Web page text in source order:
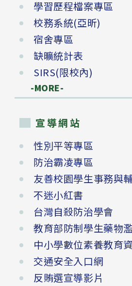
學習歷程檔案專區
校務系統(亞昕)
宿舍專區
缺曠統計表
SIRS(限校內)
-MORE-
宣導網站
性別平等專區
防治霸凌專區
友善校園學生事務與
不迷小紅書
台灣自殺防治學會
教育部防制學生藥物
中小學數位素養教育
交通安全入口網
反賄選宣導影片